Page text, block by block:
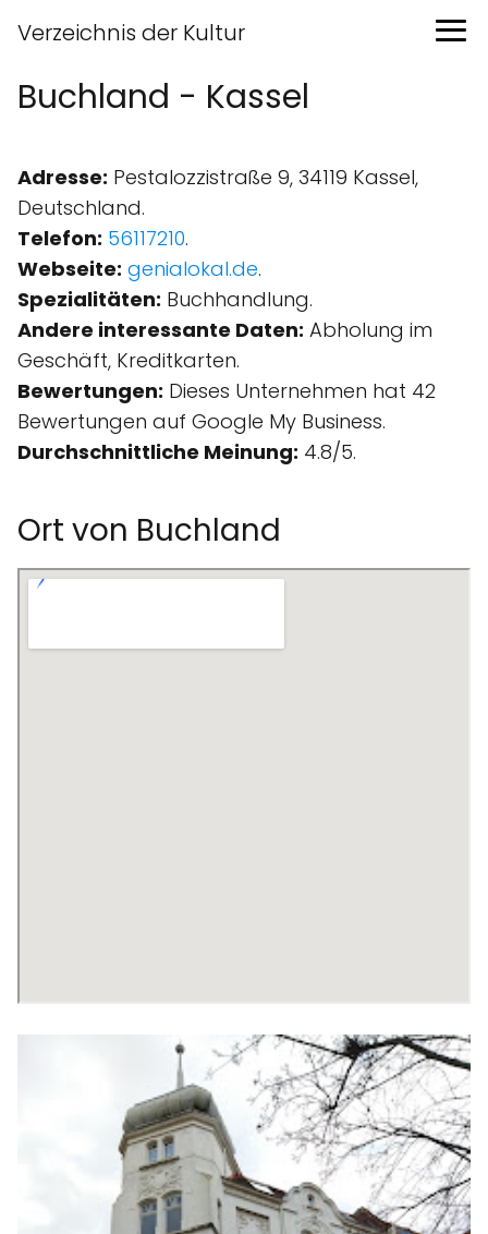
Verzeichnis der Kultur
Buchland - Kassel
Adresse: Pestalozzistraße 9, 34119 Kassel,
Deutschland.
Telefon: 56117210.
Webseite: genialokal.de.
Spezialitäten: Buchhandlung.
Andere interessante Daten: Abholung im
Geschäft, Kreditkarten.
Bewertungen: Dieses Unternehmen hat 42
Bewertungen auf Google My Business.
Durchschnittliche Meinung: 4.8/5.
Ort von Buchland